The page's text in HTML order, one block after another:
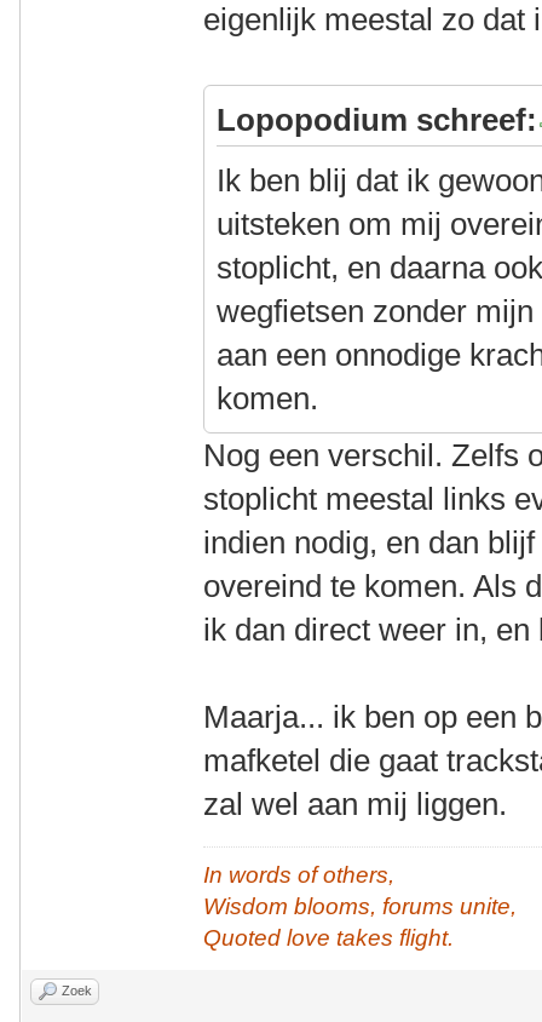
eigenlijk meestal zo dat
Lopopodium schreef:
Ik ben blij dat ik
uitsteken om mij
stoplicht, en daarna
wegfietsen zonder
aan een onnodige
komen.
Nog een verschil. Zelfs
stoplicht meestal links
indien nodig, en dan
overeind te komen. Als
ik dan direct weer in,
Maarja... ik ben op een
mafketel die gaat
zal wel aan mij liggen.
In words of others,
Wisdom blooms, forums unite,
Quoted love takes flight.
Zoek